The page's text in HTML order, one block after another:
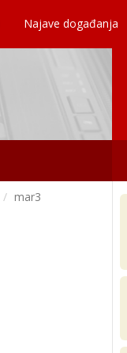
Najave događanja
mar3